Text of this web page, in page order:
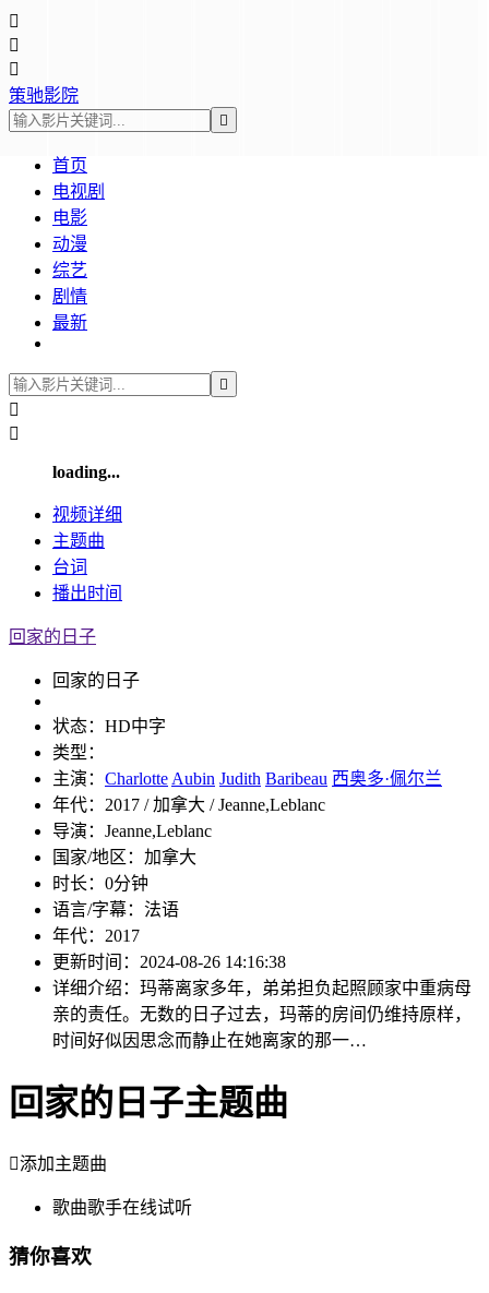



策驰影院

首页
电视剧
电影
动漫
综艺
剧情
最新



loading...
视频详细
主题曲
台词
播出时间
回家的日子
回家的日子
状态： HD中字
类型：
主演： Charlotte Aubin Judith Baribeau 西奥多·佩尔兰
年代： 2017 / 加拿大 / Jeanne,Leblanc
导演： Jeanne,Leblanc
国家/地区： 加拿大
时长： 0分钟
语言/字幕： 法语
年代： 2017
更新时间： 2024-08-26 14:16:38
详细介绍： 玛蒂离家多年，弟弟担负起照顾家中重病母
亲的责任。无数的日子过去，玛蒂的房间仍维持原样，
时间好似因思念而静止在她离家的那一…
回家的日子主题曲
添加主题曲
歌曲歌手在线试听
猜你喜欢